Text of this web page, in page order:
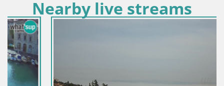
Nearby live streams